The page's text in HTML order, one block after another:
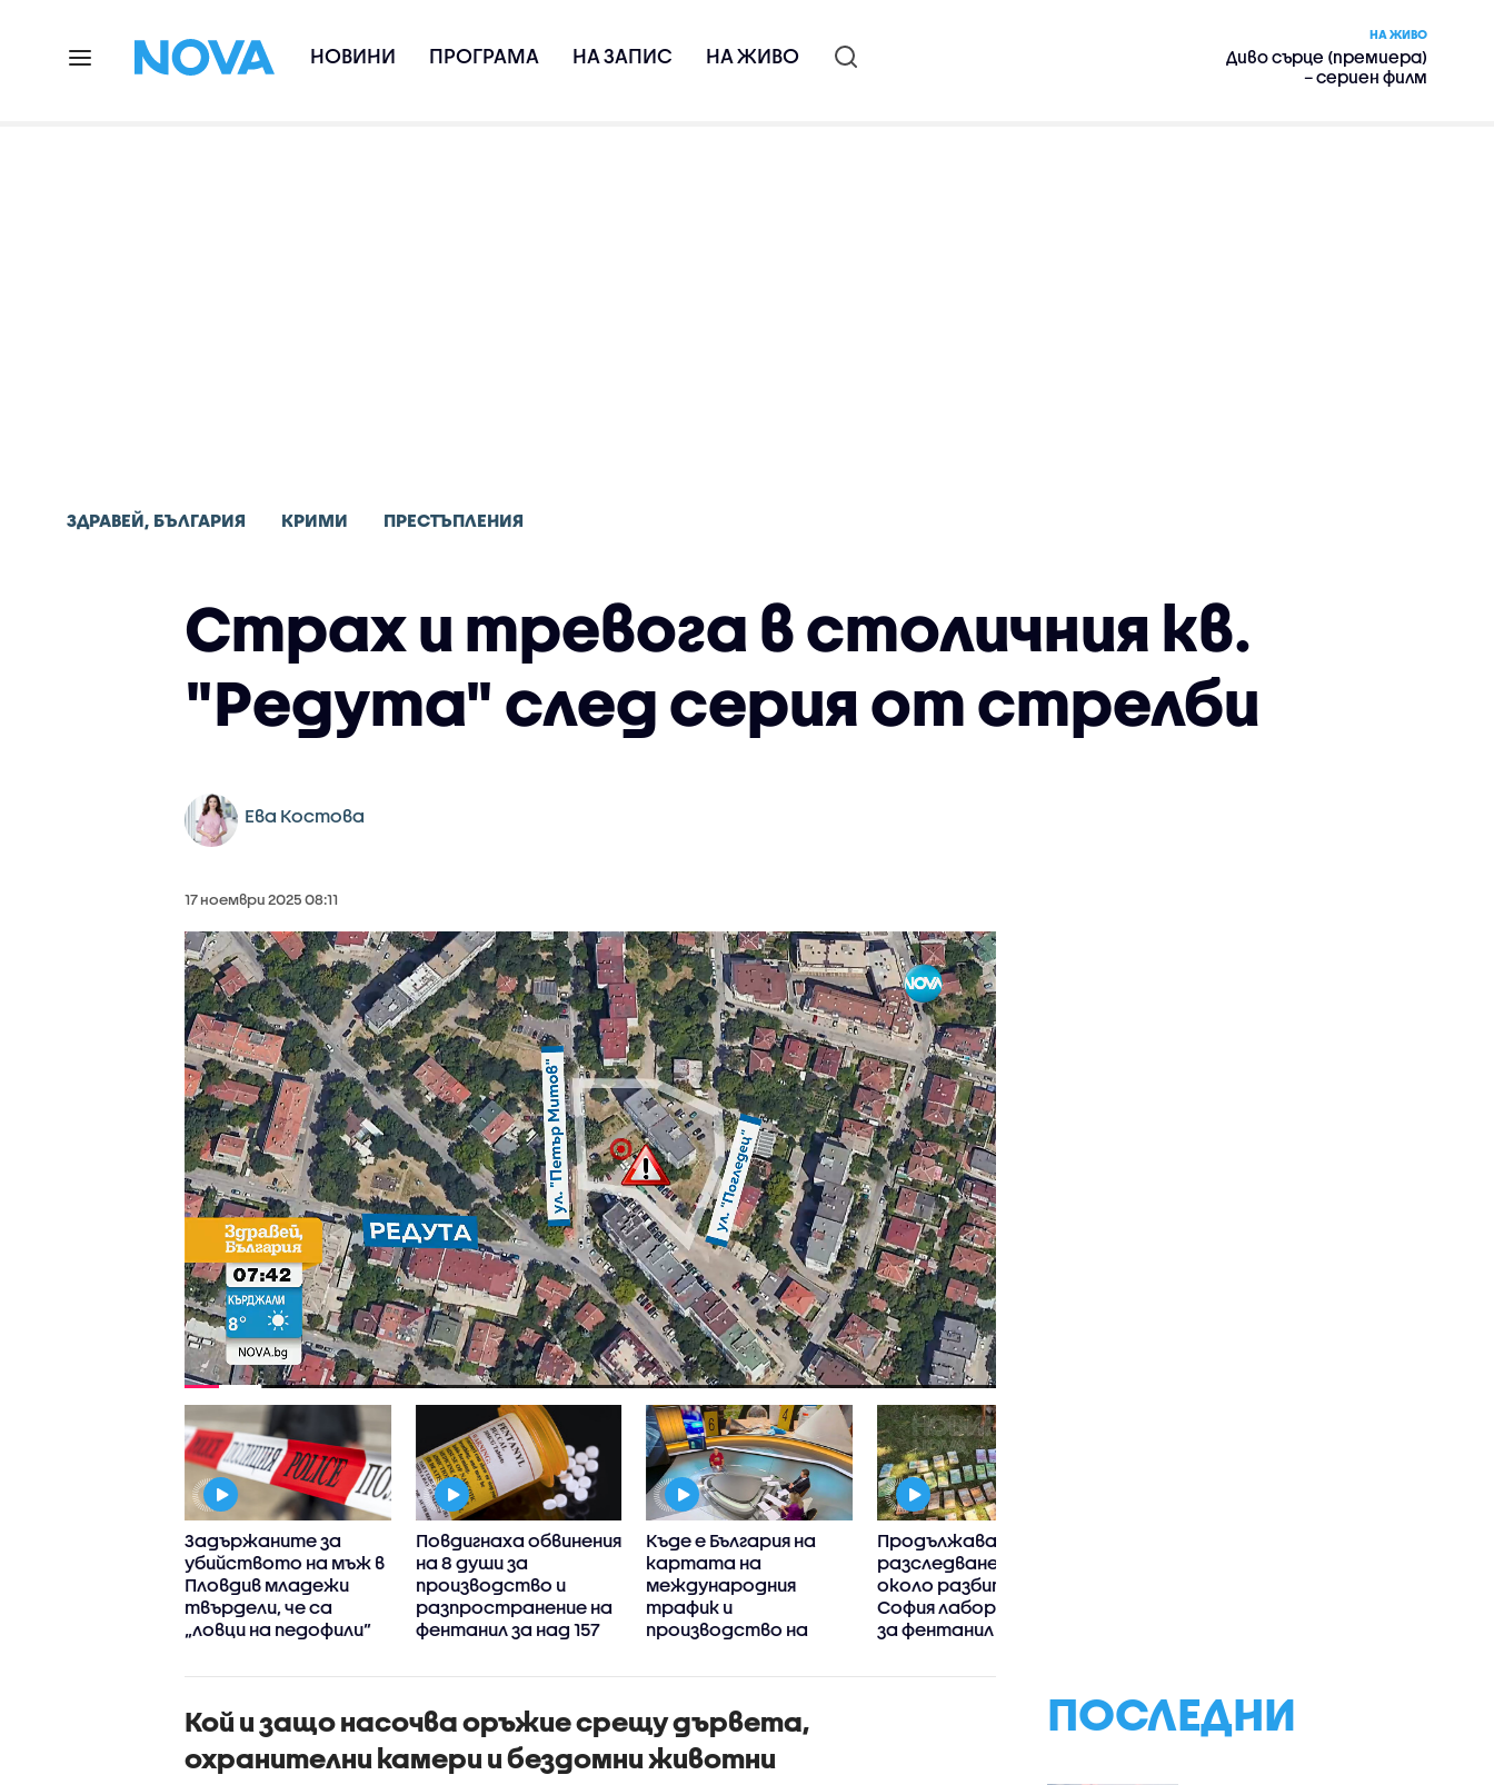
НОВИНИ ПРОГРАМА НА ЗАПИС НА ЖИВО
НА ЖИВО
Диво сърце (премиера)
– сериен филм
ЗДРАВЕЙ, БЪЛГАРИЯ КРИМИ ПРЕСТЪПЛЕНИЯ
Страх и тревога в столичния кв.
"Редута" след серия от стрелби
Ева Костова
17 ноември 2025 08:11
Задържаните за
убийството на мъж в
Пловдив младежи
твърдели, че са
„ловци на педофили”
Повдигнаха обвинения
на 8 души за
производство и
разпространение на
фентанил за над 157
Къде е България на
картата на
международния
трафик и
производство на
Продължава
разследването
около разбитата в
София лаборатория
за фентанил
Кой и защо насочва оръжие срещу дървета,
охранителни камери и бездомни животни
ПОСЛЕДНИ